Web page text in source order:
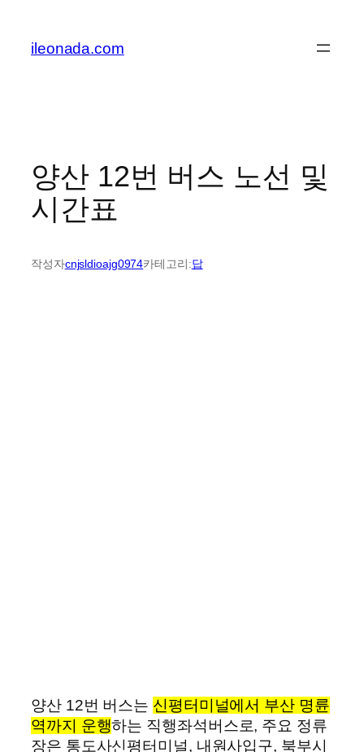
ileonada.com
양산 12번 버스 노선 및
시간표
작성자cnjsldioajg0974카테고리:답
양산 12번 버스는 신평터미널에서 부산 명륜
역까지 운행하는 직행좌석버스로, 주요 정류
장은 통도사신평터미널, 내원사입구, 북부시